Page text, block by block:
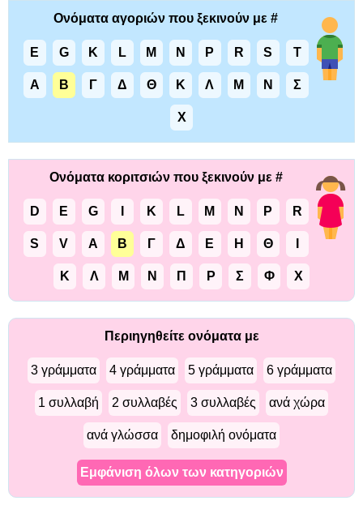
Ονόματα αγοριών που ξεκινούν με #
E G K L M N P R S T
Α Β Γ Δ Θ Κ Λ Μ Ν Σ
Χ
Ονόματα κοριτσιών που ξεκινούν με #
D E G K L M N P R
S V Α Β Γ Δ Ε Η Θ
Κ Λ Μ Ν Π Ρ Σ Φ Χ
Περιηγηθείτε ονόματα με
3 γράμματα 4 γράμματα 5 γράμματα 6 γράμματα
1 συλλαβή 2 συλλαβές 3 συλλαβές ανά χώρα
ανά γλώσσα δημοφιλή ονόματα
Εμφάνιση όλων των κατηγοριών